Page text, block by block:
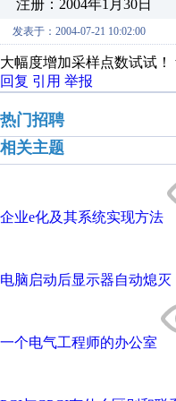
注册：2004年1月30日
发表于：2004-07-21 10:02:00
大幅度增加采样点数试试！
回复 引用 举报
热门招聘
相关主题
企业e化及其系统实现方法
电脑启动后显示器自动熄灭
一个电气工程师的办公室